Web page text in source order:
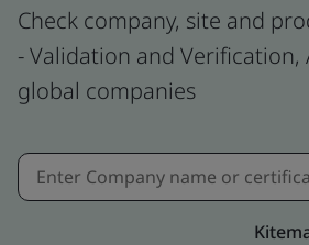
Check company, site and
- Validation and Verification,
global companies